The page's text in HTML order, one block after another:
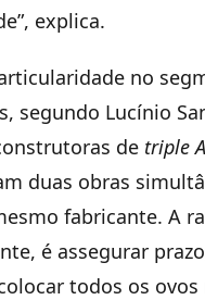
explica.
no
segundo Lucínio
de triple A
duas obras
fabricante. A
é assegurar
todos os ovos